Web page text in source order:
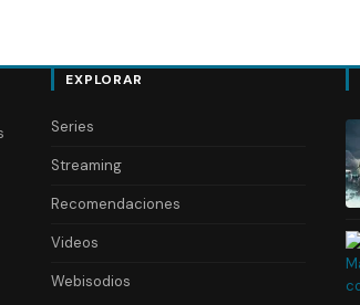
EXPLORAR
Series
Streaming
Recomendaciones
Videos
Webisodios